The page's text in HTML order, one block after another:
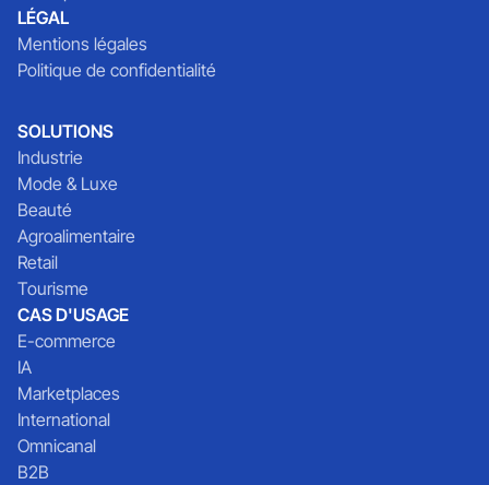
LÉGAL
Mentions légales
Politique de confidentialité
SOLUTIONS
Industrie
Mode & Luxe
Beauté
Agroalimentaire
Retail
Tourisme
CAS D'USAGE
E-commerce
IA
Marketplaces
International
Omnicanal
B2B